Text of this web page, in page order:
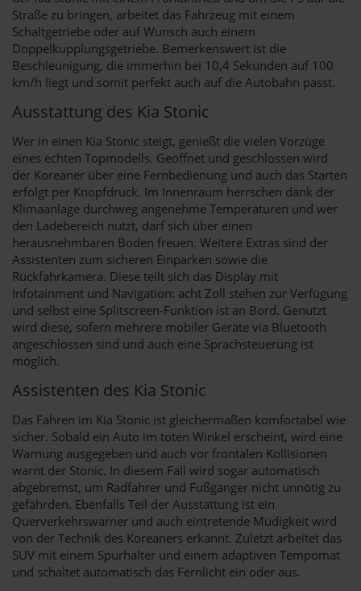
Straße zu bringen, arbeitet das Fahrzeug mit einem
Schaltgetriebe oder auf Wunsch auch einem
Doppelkupplungsgetriebe. Bemerkenswert ist die
Beschleunigung, die immerhin bei 10,4 Sekunden auf 100
km/h liegt und somit perfekt auch auf die Autobahn passt.
Ausstattung des Kia Stonic
Wer in einen Kia Stonic steigt, genießt die vielen Vorzüge
eines echten Topmodells. Geöffnet und geschlossen wird
der Koreaner über eine Fernbedienung und auch das Starten
erfolgt per Knopfdruck. Im Innenraum herrschen dank der
Klimaanlage durchweg angenehme Temperaturen und wer
den Ladebereich nutzt, darf sich über einen
herausnehmbaren Boden freuen. Weitere Extras sind der
Assistenten zum sicheren Einparken sowie die
Rückfahrkamera. Diese teilt sich das Display mit
Infotainment und Navigation: acht Zoll stehen zur Verfügung
und selbst eine Splitscreen-Funktion ist an Bord. Genutzt
wird diese, sofern mehrere mobiler Geräte via Bluetooth
angeschlossen sind und auch eine Sprachsteuerung ist
möglich.
Assistenten des Kia Stonic
Das Fahren im Kia Stonic ist gleichermaßen komfortabel wie
sicher. Sobald ein Auto im toten Winkel erscheint, wird eine
Warnung ausgegeben und auch vor frontalen Kollisionen
warnt der Stonic. In diesem Fall wird sogar automatisch
abgebremst, um Radfahrer und Fußgänger nicht unnötig zu
gefährden. Ebenfalls Teil der Ausstattung ist ein
Querverkehrswarner und auch eintretende Müdigkeit wird
von der Technik des Koreaners erkannt. Zuletzt arbeitet das
SUV mit einem Spurhalter und einem adaptiven Tempomat
und schaltet automatisch das Fernlicht ein oder aus.